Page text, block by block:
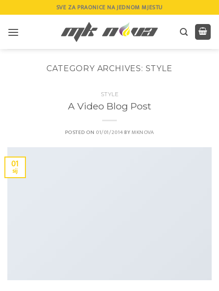
to
content
SVE ZA PRAONICE NA JEDNOM MJESTU
CATEGORY ARCHIVES: STYLE
STYLE
A Video Blog Post
POSTED ON 01/01/2014 BY MKNOVA
01
sij